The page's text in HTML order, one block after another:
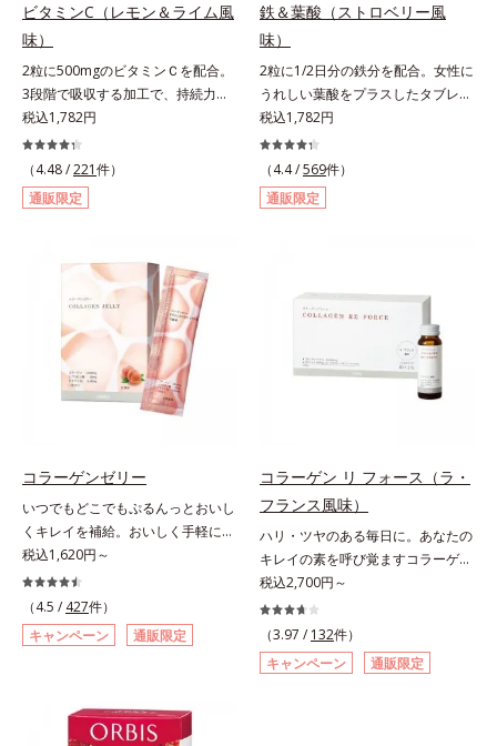
ける女性こそ不足しやすい栄養素を
チャージして、安定した美しさをサ
ポートする「カルシウム＆ビタミン
D」の全６種類。体の中からキレイ
の土台を整え、美しさの次の一歩を
引き出します。水なしでOK、持ち
歩きやすいパウチタイプなので、い
つでもどこでも手軽にカリッとチャ
ージ。フルーツ風味だから、おやつ
ビタミンC（レモン＆ライム風
味）
2粒に500mgのビタミンＣを配合。
3段階で吸収する加工で、持続力が
ぐんとアップ。ビタミンC（レモン
＆ライム風味）は、栄養機能食品で
すビタミンCは、皮膚や粘膜の健康
維持を助けるとともに、抗酸化作用
を持つ栄養素です。2粒にレモン約
加工で、持続力を高めています。程
よい酸味で食べやすい、レモン＆ラ
イム風味です。*1 : 社団法人全国清
涼飲料工業会の取り決めに基づきレ
モン果実1個（120g）当り20mgと
して可食部換算した場合。
税込1,782円
（4.48 /221件）
通販限定
鉄＆葉酸（ストロベリー風
味）
2粒に1/2日分の鉄分を配合。女性に
うれしい葉酸をプラスしたタブレッ
トタイプ。2粒にプルーン約50個分
（*1）もの鉄分を配合し、さらに女
性周期をサポートする葉酸をプラス
しました。甘酸っぱくて続けやす
い、ストロベリー風味です。*1 :
税込1,782円
（4.4 /569件）
通販限定
コラーゲンゼリー
いつでもどこでもぷるんっとおいし
くキレイを補給。おいしく手軽にキ
レイをチャージ！ おやつ感覚でハ
リと弾力のある毎日に欠かせない人
気のコラーゲンを補給できる、ステ
ィック型ゼリーです。吸収が早い、
分子の小さなコラーゲンが1袋にた
言われるヒアルロン酸に、ビタミン
B6も加えました。コラーゲン特有
税込1,620円～
（4.5 / 427件）
キャンペーン
通販限定
コラーゲン リ フォース（ラ・
フランス風味）
ハリ・ツヤのある毎日に。あなたの
キレイの素を呼び覚ますコラーゲン
ドリンク。体内のコラーゲンに着目
したコラーゲンドリンクです。秘密
はレモンバームエキス。コラーゲン
と相性のいい美容素材を配合するこ
とで、あなたに眠るキレイの因子を
税込2,700円～
（3.97 / 132件）
キャンペーン
通販限定